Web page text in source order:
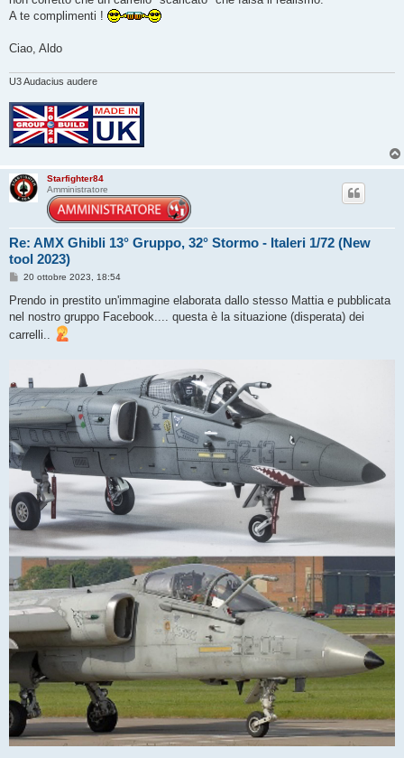
i
A te complimenti !
Ciao, Aldo
U3 Audacius audere
Starfighter84
Amministratore
Re: AMX Ghibli 13° Gruppo, 32° Stormo - Italeri 1/72 (New
tool 2023)
M
s
a
g
20 ottobre 2023, 18:54
Prendo in prestito un'immagine elaborata dallo stesso Mattia e pubblicata
nel nostro gruppo Facebook.... questa è la situazione (disperata) dei
carrelli..